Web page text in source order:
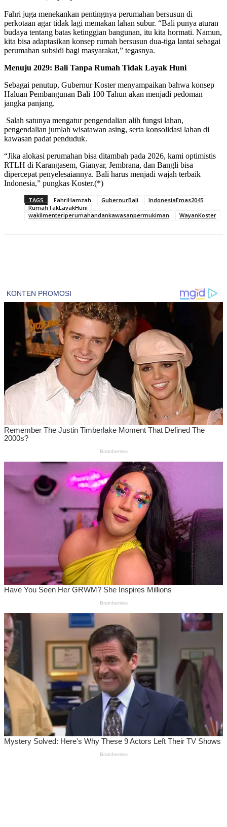
Fahri juga menekankan pentingnya perumahan bersusun di
perkotaan agar tidak lagi memakan lahan subur. “Bali punya aturan
budaya tentang batas ketinggian bangunan, itu kita hormati. Namun,
kita bisa adaptasikan konsep rumah bersusun dua-tiga lantai sebagai
perumahan subsidi bagi masyarakat,” tegasnya.
Menuju 2029: Bali Tanpa Rumah Tidak Layak Huni
Sebagai penutup, Gubernur Koster menyampaikan bahwa konsep
Haluan Pembangunan Bali 100 Tahun akan menjadi pedoman
jangka panjang.
Salah satunya mengatur pengendalian alih fungsi lahan,
pengendalian jumlah wisatawan asing, serta konsolidasi lahan di
kawasan padat penduduk.
“Jika alokasi perumahan bisa ditambah pada 2026, kami optimistis
RTLH di Karangasem, Gianyar, Jembrana, dan Bangli bisa
dipercepat penyelesaiannya. Bali harus menjadi wajah terbaik
Indonesia,” pungkas Koster.(*)
TAGS FahriHamzah GubernurBali
IndonesiaEmas2045
RumahTakLayakHuni
wakilmenteriperumahandankawasanpermukiman
WayanKoster